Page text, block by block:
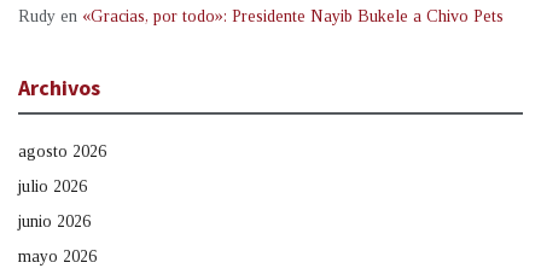
Rudy en «Gracias, por todo»: Presidente Nayib Bukele a Chivo Pets
Archivos
agosto 2026
julio 2026
junio 2026
mayo 2026